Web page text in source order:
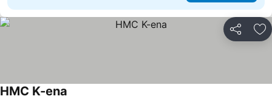
Partilhar
HMC K-ena